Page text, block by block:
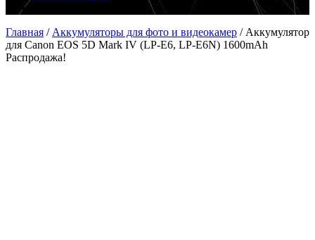
Главная / Аккумуляторы для фото и видеокамер / Аккумулятор
для Canon EOS 5D Mark IV (LP-E6, LP-E6N) 1600mAh
Распродажа!